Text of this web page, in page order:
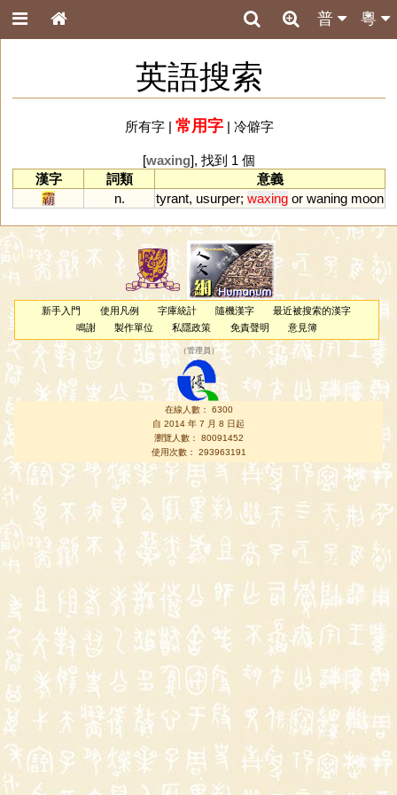
粵
普
英語搜索
所有字| 常用字| 冷僻字
[waxing], 找到 1 個
漢字
詞類
意義
霸
n. tyrant, usurper; waxing or waning moon
新手入門 使用凡例 字庫統計 隨機漢字
最近被搜索的漢字
鳴謝
製作單位 私隱政策 免責聲明 意見簿
（管理員 ）
在線人數： 6300
自 2014 年 7 月 8 日起
瀏覽人數： 80091452
使用次數： 293963191